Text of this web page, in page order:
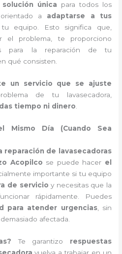
solución única para todos los
a adaptarse a tus
equipo. Esto significa que,
el problema, te proporciono
para la reparación de tu
qué consisten.
un servicio que se ajuste
de tu lavasecadora,
tiempo ni dinero
Mismo Día (Cuando Sea
reparación de lavasecadoras
Acopilco se puede hacer el
importante si tu equipo
de servicio y necesitas que la
rápidamente. Puedes
para atender urgencias, sin
afectada.
Te garantizo respuestas